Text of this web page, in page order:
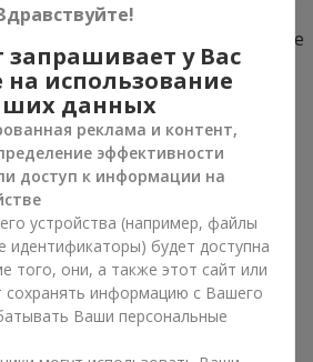
предлагает широкий
других растений. Можете не
в службу доставки
отменный сервис и только
стебли роз перед
под углом под теплой водой,
воздушных пузырьков,
поступление воды.
для роз и как
запрашивает у Вас
на использование
данных
реклама и контент,
эффективности
доступ к информации на
устройства (например, файлы
идентификаторы) будет доступна
того, они, а также этот сайт или
сохранять информацию с Вашего
Ваши персональные